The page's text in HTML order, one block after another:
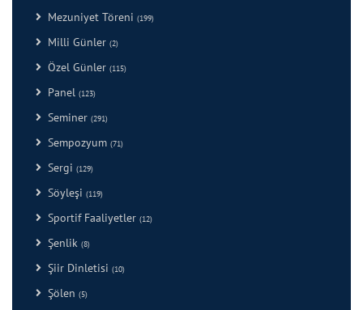
Mezuniyet Töreni (199)
Milli Günler (2)
Özel Günler (115)
Panel (123)
Seminer (291)
Sempozyum (71)
Sergi (129)
Söyleşi (119)
Sportif Faaliyetler (12)
Şenlik (8)
Şiir Dinletisi (10)
Şölen (5)